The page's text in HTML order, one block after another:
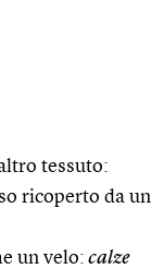
tessuto:
ricoperto da un
un velo: calze